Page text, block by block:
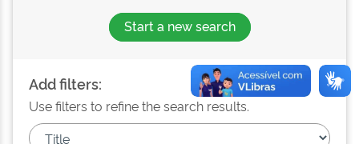
Start a new search
Add filters:
Use filters to refine the search results.